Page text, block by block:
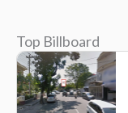
Top Billboard